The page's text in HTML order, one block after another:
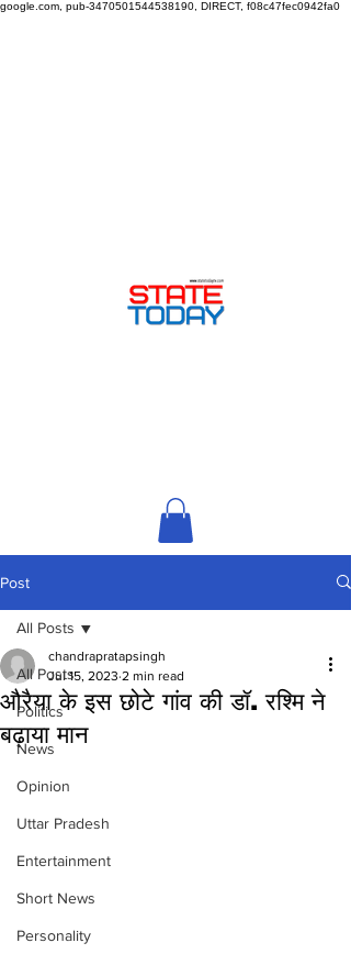
google.com, pub-3470501544538190, DIRECT, f08c47fec0942fa0
Post
All Posts
Politics
News
Opinion
Uttar Pradesh
Entertainment
Short News
Personality
All Posts
औरैया के इस छोटे गांव की डॉ. रश्मि ने
बढ़ाया मान
chandrapratapsingh
Jul 15, 2023 2 min read